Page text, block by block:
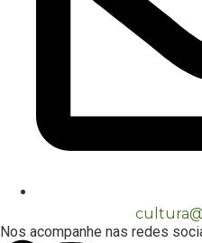
Nos acompanhe nas redes